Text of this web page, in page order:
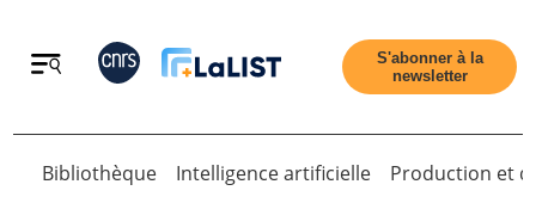
Retour
S'abonner à la
newsletter
Retour
Bibliothèque Intelligence artificielle Production et